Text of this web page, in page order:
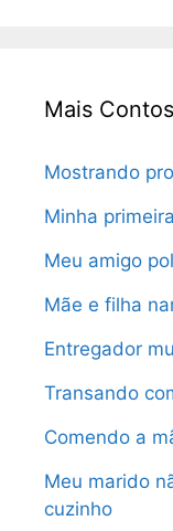
Mais
Mostrando
Minha
Meu amigo
Mãe e filha
Entregador
Transando
Comendo a
Meu marido
cuzinho